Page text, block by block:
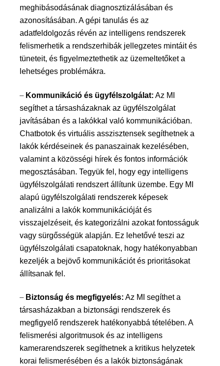
meghibásodásának diagnosztizálásában és
azonosításában. A gépi tanulás és az
adatfeldolgozás révén az intelligens rendszerek
felismerhetik a rendszerhibák jellegzetes mintáit és
tüneteit, és figyelmeztethetik az üzemeltetőket a
lehetséges problémákra.
– Kommunikáció és ügyfélszolgálat: Az MI
segíthet a társasházaknak az ügyfélszolgálat
javításában és a lakókkal való kommunikációban.
Chatbotok és virtuális asszisztensek segíthetnek a
lakók kérdéseinek és panaszainak kezelésében,
valamint a közösségi hírek és fontos információk
megosztásában. Tegyük fel, hogy egy intelligens
ügyfélszolgálati rendszert állítunk üzembe. Egy MI
alapú ügyfélszolgálati rendszerek képesek
analizálni a lakók kommunikációját és
visszajelzéseit, és kategorizálni azokat fontosságuk
vagy sürgősségük alapján. Ez lehetővé teszi az
ügyfélszolgálati csapatoknak, hogy hatékonyabban
kezeljék a bejövő kommunikációt és prioritásokat
állítsanak fel.
– Biztonság és megfigyelés: Az MI segíthet a
társasházakban a biztonsági rendszerek és
megfigyelő rendszerek hatékonyabbá tételében. A
felismerési algoritmusok és az intelligens
kamerarendszerek segíthetnek a kritikus helyzetek
korai felismerésében és a lakók biztonságának